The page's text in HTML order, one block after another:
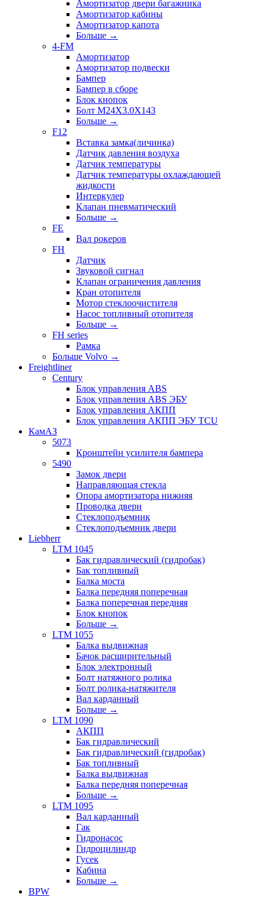
Амортизатор двери багажника
Амортизатор кабины
Амортизатор капота
Больше →
4-FM
Амортизатор
Амортизатор подвески
Бампер
Бампер в сборе
Блок кнопок
Болт M24X3.0X143
Больше →
F12
Вставка замка(личинка)
Датчик давления воздуха
Датчик температуры
Датчик температуры охлаждающей
жидкости
Интеркулер
Клапан пневматический
Больше →
FE
Вал рокеров
FH
Датчик
Звуковой сигнал
Клапан ограничения давления
Кран отопителя
Мотор стеклоочистителя
Насос топливный отопителя
Больше →
FH series
Рамка
Больше Volvo →
Freightliner
Century
Блок управления ABS
Блок управления ABS ЭБУ
Блок управления АКПП
Блок управления АКПП ЭБУ TCU
КамАЗ
5073
Кронштейн усилителя бампера
5490
Замок двери
Направляющая стекла
Опора амортизатора нижняя
Проводка двери
Стеклоподъемник
Стеклоподъемник двери
Liebherr
LTM 1045
Бак гидравлический (гидробак)
Бак топливный
Балка моста
Балка передняя поперечная
Балка поперечная передняя
Блок кнопок
Больше →
LTM 1055
Балка выдвижная
Бачок расширительный
Блок электронный
Болт натяжного ролика
Болт ролика-натяжителя
Вал карданный
Больше →
LTM 1090
АКПП
Бак гидравлический
Бак гидравлический (гидробак)
Бак топливный
Балка выдвижная
Балка передняя поперечная
Больше →
LTM 1095
Вал карданный
Гак
Гидронасос
Гидроцилиндр
Гусек
Кабина
Больше →
BPW